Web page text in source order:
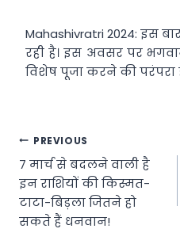
Mahashivratri 2024: इस
रही है। इस अवसर पर
विशेष पूजा करने की परंपरा
Post
navigation
PREVIOUS
7 मार्च से बदलने वाली है
इन राशियों की किस्मत-
टाटा-बिड़ला जितने हो
सकते हैं धनवान!